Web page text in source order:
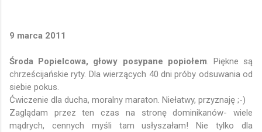
9 marca 2011
Środa Popielcowa, głowy posypane popiołem . Piękne są
chrześcijańskie ryty. Dla wierzących 40 dni próby odsuwania od
siebie pokus.
Ćwiczenie dla ducha, moralny maraton. Niełatwy, przyznaję ;-)
Zaglądam przez ten czas na stronę dominikanów- wiele
mądrych, cennych myśli tam usłyszałam! Nie tylko dla